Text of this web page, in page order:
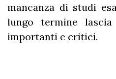
mancanza di studi
lungo termine
importanti e critici.